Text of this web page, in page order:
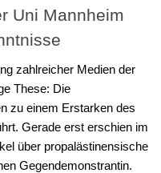
Uni Mannheim
zahlreicher Medien der
These: Die
zu einem Erstarken des
Gerade erst erschien im
über propalästinensische
Gegendemonstrantin.